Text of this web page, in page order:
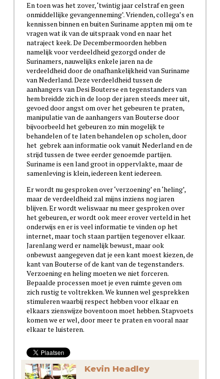
En toen was het zover, ‘twintig jaar celstraf en geen
onmiddellijke gevangenneming’. Vrienden, collega’s en
kennissen binnen en buiten Suriname appten mij om te
vragen wat ik van de uitspraak vond en naar het
natraject keek. De Decembermoorden hebben
namelijk voor verdeeldheid gezorgd onder de
Surinamers, nauwelijks enkele jaren na de
verdeeldheid door de onafhankelijkheid van Suriname
van Nederland. Deze verdeeldheid tussen de
aanhangers van Desi Bouterse en tegenstanders van
hem breidde zich in de loop der jaren steeds meer uit,
gevoed door angst om over het gebeuren te praten,
manipulatie van de aanhangers van Bouterse door
bijvoorbeeld het gebeuren zo min mogelijk te
behandelen of te laten behandelen op scholen, door
het gebrek aan informatie ook vanuit Nederland en de
strijd tussen de twee eerder genoemde partijen.
Suriname is een land groot in oppervlakte, maar de
samenleving is klein, iedereen kent iedereen.
Er wordt nu gesproken over ‘verzoening’ en ‘heling’,
maar de verdeeldheid zal mijns inziens nog jaren
blijven. Er wordt weliswaar nu meer gesproken over
het gebeuren, er wordt ook meer erover verteld in het
onderwijs en er is veel informatie te vinden op het
internet, maar toch staan partijen tegenover elkaar.
Jarenlang werd er namelijk bewust, maar ook
onbewust aangegeven dat je een kant moest kiezen, de
kant van Bouterse of de kant van de tegenstanders.
Verzoening en heling moeten we niet forceren.
Bepaalde processen moet je even ruimte geven om
zich rustig te voltrekken. We kunnen wel gesprekken
stimuleren waarbij respect hebben voor elkaar en
elkaars zienswijze boventoon moet hebben. Stapvoets
komen we er wel, door meer te praten en vooral naar
elkaar te luisteren.
Kevin Headley